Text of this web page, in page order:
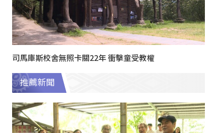
司馬庫斯校舍無照卡關22年 衝擊童受教權
推薦新聞